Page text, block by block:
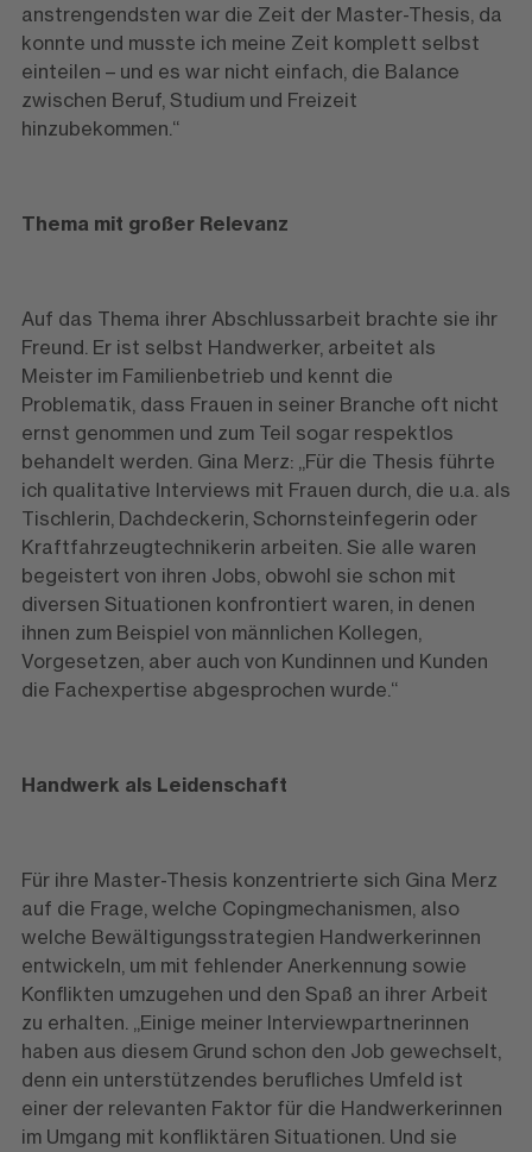
anstrengendsten war die Zeit der Master-Thesis, da
konnte und musste ich meine Zeit komplett selbst
einteilen – und es war nicht einfach, die Balance
zwischen Beruf, Studium und Freizeit
hinzubekommen.“
Thema mit großer Relevanz
Auf das Thema ihrer Abschlussarbeit brachte sie ihr
Freund. Er ist selbst Handwerker, arbeitet als
Meister im Familienbetrieb und kennt die
Problematik, dass Frauen in seiner Branche oft nicht
ernst genommen und zum Teil sogar respektlos
behandelt werden. Gina Merz: „Für die Thesis führte
ich qualitative Interviews mit Frauen durch, die u.a. als
Tischlerin, Dachdeckerin, Schornsteinfegerin oder
Kraftfahrzeugtechnikerin arbeiten. Sie alle waren
begeistert von ihren Jobs, obwohl sie schon mit
diversen Situationen konfrontiert waren, in denen
ihnen zum Beispiel von männlichen Kollegen,
Vorgesetzen, aber auch von Kundinnen und Kunden
die Fachexpertise abgesprochen wurde.“
Handwerk als Leidenschaft
Für ihre Master-Thesis konzentrierte sich Gina Merz
auf die Frage, welche Copingmechanismen, also
welche Bewältigungsstrategien Handwerkerinnen
entwickeln, um mit fehlender Anerkennung sowie
Konflikten umzugehen und den Spaß an ihrer Arbeit
zu erhalten. „Einige meiner Interviewpartnerinnen
haben aus diesem Grund schon den Job gewechselt,
denn ein unterstützendes berufliches Umfeld ist
einer der relevanten Faktor für die Handwerkerinnen
im Umgang mit konfliktären Situationen. Und sie